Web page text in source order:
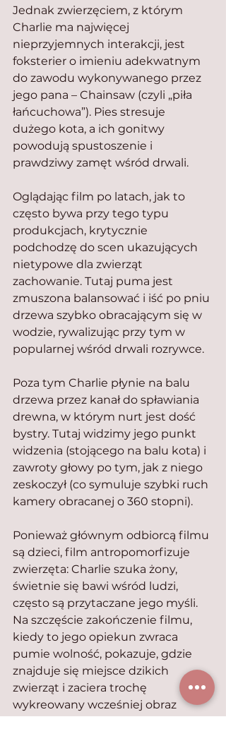
Jednak zwierzęciem, z którym
Charlie ma najwięcej
nieprzyjemnych interakcji, jest
foksterier o imieniu adekwatnym
do zawodu wykonywanego przez
jego pana – Chainsaw (czyli „piła
łańcuchowa”). Pies stresuje
dużego kota, a ich gonitwy
powodują spustoszenie i
prawdziwy zamęt wśród drwali.
Oglądając film po latach, jak to
często bywa przy tego typu
produkcjach, krytycznie
podchodzę do scen ukazujących
nietypowe dla zwierząt
zachowanie. Tutaj puma jest
zmuszona balansować i iść po pniu
drzewa szybko obracającym się w
wodzie, rywalizując przy tym w
popularnej wśród drwali rozrywce.
Poza tym Charlie płynie na balu
drzewa przez kanał do spławiania
drewna, w którym nurt jest dość
bystry. Tutaj widzimy jego punkt
widzenia (stojącego na balu kota) i
zawroty głowy po tym, jak z niego
zeskoczył (co symuluje szybki ruch
kamery obracanej o 360 stopni).
Ponieważ głównym odbiorcą filmu
są dzieci, film antropomorfizuje
zwierzęta: Charlie szuka żony,
świetnie się bawi wśród ludzi,
często są przytaczane jego myśli.
Na szczęście zakończenie filmu,
kiedy to jego opiekun zwraca
pumie wolność, pokazuje, gdzie
znajduje się miejsce dzikich
zwierząt i zaciera trochę
wykreowany wcześniej obraz